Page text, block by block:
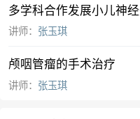
多学科合作发展小儿神
讲师： 张玉琪
颅咽管瘤的手术治疗
讲师： 张玉琪